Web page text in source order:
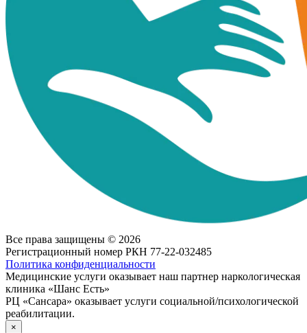
Все права защищены © 2026
Регистрационный номер РКН 77-22-032485
Политика конфиденциальности
Медицинские услуги оказывает наш партнер наркологическая
клиника «Шанс Есть»
РЦ «Сансара» оказывает услуги социальной/психологической
реабилитации.
×